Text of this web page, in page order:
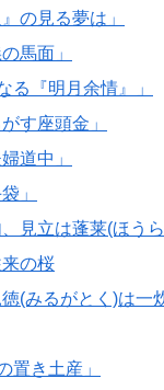
の見る夢は」
馬面」
る『明月余情』」
す座頭金」
道中」
」
見立は蓬莱(ほうら
の桜
(みるがとく)は一
置き土産」